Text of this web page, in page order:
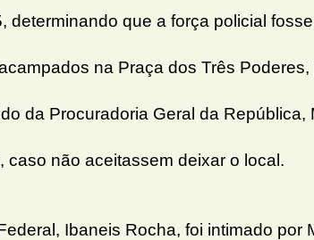
determinando que a força policial
na Praça dos Três
da Procuradoria Geral da República,
caso não aceitassem deixar o local.
Ibaneis Rocha, foi intimado por